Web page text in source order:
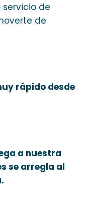
servicio de
de
rápido desde
a nuestra
se arregla al